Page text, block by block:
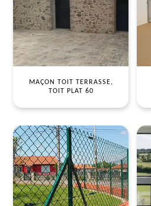
MAÇON TOIT TERRASSE,
TOIT PLAT 60